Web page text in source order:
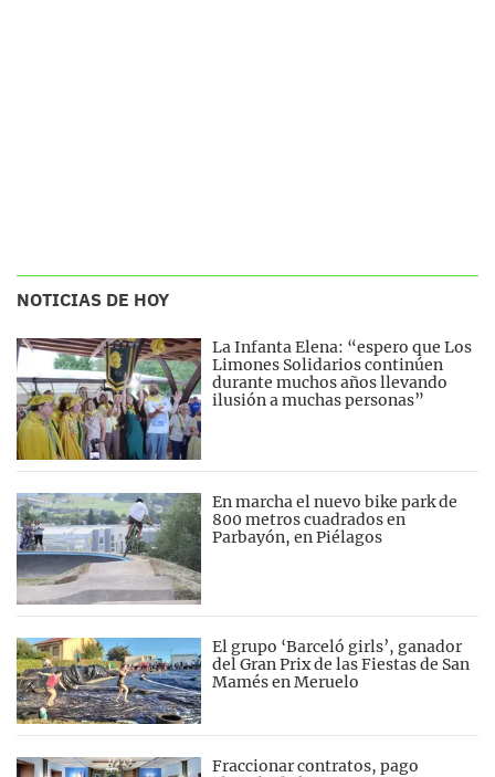
NOTICIAS DE HOY
La Infanta Elena: “espero que Los
Limones Solidarios continúen
durante muchos años llevando
ilusión a muchas personas”
En marcha el nuevo bike park de
800 metros cuadrados en
Parbayón, en Piélagos
El grupo ‘Barceló girls’, ganador
del Gran Prix de las Fiestas de San
Mamés en Meruelo
Fraccionar contratos, pago